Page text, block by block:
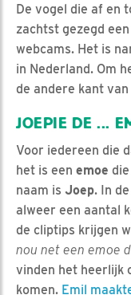
De vogel die af en
zachtst gezegd
webcams. Het is
in Nederland. Om
de andere kant
JOEPIE DE ...
Voor iedereen die
het is een emoe
naam is Joep. In
alweer een aantal
de cliptips krijgen
nou net een emoe
vinden het heerlijk
komen. Emil